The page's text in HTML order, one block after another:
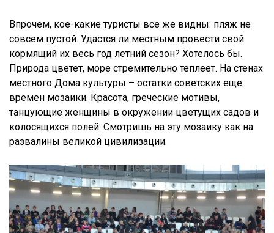
Впрочем, кое-какие туристы все же видны: пляж не
совсем пустой. Удастся ли местным провести свой
кормящий их весь год летний сезон? Хотелось бы.
Природа цветет, море стремительно теплеет. На стенах
местного Дома культуры – остатки советских еще
времен мозаики. Красота, греческие мотивы,
танцующие женщины в окружении цветущих садов и
колосящихся полей. Смотришь на эту мозаику как на
развалины великой цивилизации.